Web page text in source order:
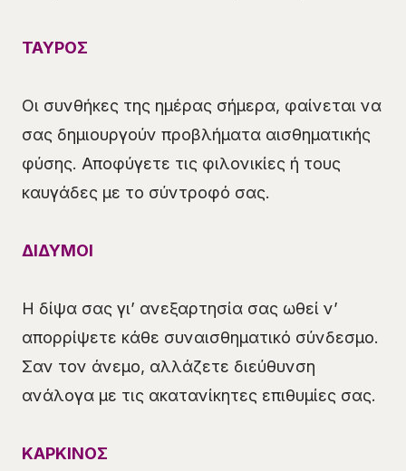
ΤΑΥΡΟΣ
Οι συνθήκες της ημέρας σήμερα, φαίνεται να
σας δημιουργούν προβλήματα αισθηματικής
φύσης. Αποφύγετε τις φιλονικίες ή τους
καυγάδες με το σύντροφό σας.
ΔΙΔΥΜΟΙ
Η δίψα σας γι’ ανεξαρτησία σας ωθεί ν’
απορρίψετε κάθε συναισθηματικό σύνδεσμο.
Σαν τον άνεμο, αλλάζετε διεύθυνση
ανάλογα με τις ακατανίκητες επιθυμίες σας.
ΚΑΡΚΙΝΟΣ